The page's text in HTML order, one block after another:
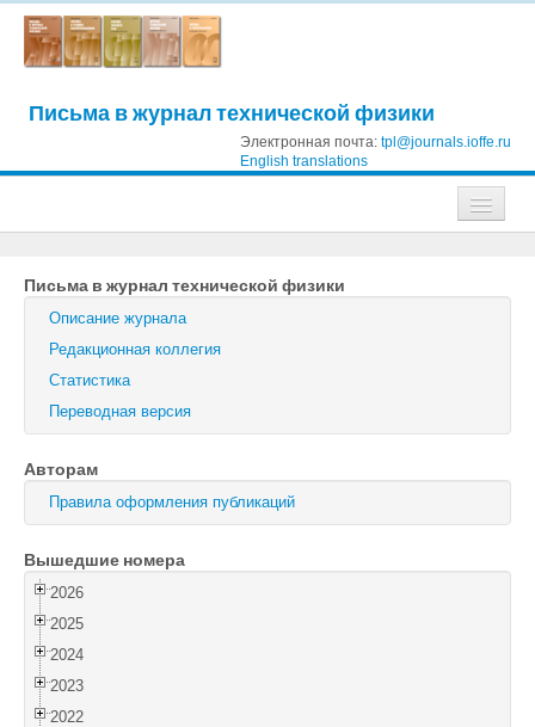
Письма в журнал технической физики
Электронная почта: tpl@journals.ioffe.ru
English translations
Журнал технической физики
Письма в Журнал технической физики
Физика твердого тела
Физика и техника полупроводников
Оптика и спектроскопия
Поиск
Войти
Письма в журнал технической физики
Описание журнала
Редакционная коллегия
Статистика
Переводная версия
Авторам
Правила оформления публикаций
Вышедшие номера
2026
2025
2024
2023
2022